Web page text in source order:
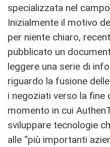
specializzata nel
Inizialmente il motivo
per niente chiaro,
pubblicato un
leggere una serie di
riguardo la fusione
i negoziati verso la fine
momento in cui
sviluppare tecnologie
alle “più importanti